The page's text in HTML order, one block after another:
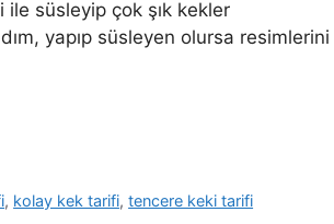
süsleyip çok şık kekler
yapıp süsleyen olursa resimlerini
, kolay kek tarifi,tencere keki tarifi